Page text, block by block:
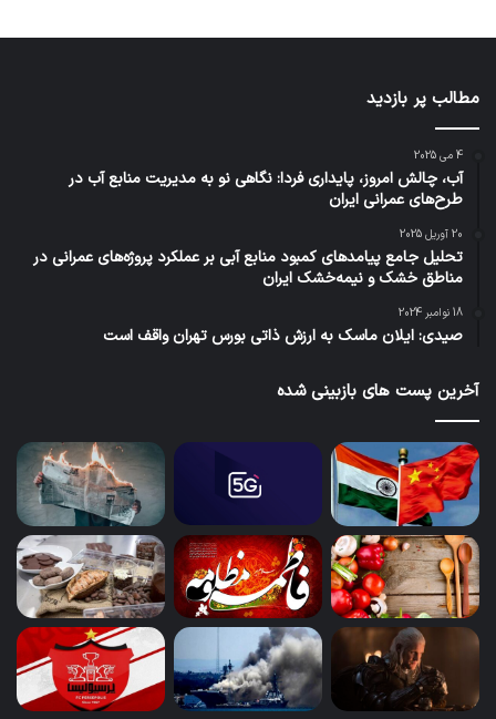
مطالب پر بازدید
4 می 2025
آب، چالش امروز، پایداری فردا: نگاهی نو به مدیریت منابع آب در
طرح‌های عمرانی ایران
20 آوریل 2025
تحلیل جامع پیامدهای کمبود منابع آبی بر عملکرد پروژه‌های عمرانی در
مناطق خشک و نیمه‌خشک ایران
18 نوامبر 2024
صیدی: ایلان ماسک به ارزش ذاتی بورس تهران واقف است
آخرین پست های بازبینی شده